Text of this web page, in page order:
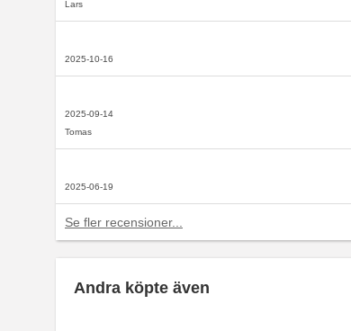
Lars
2025-10-16
2025-09-14
Tomas
2025-06-19
Se fler recensioner...
Andra köpte även